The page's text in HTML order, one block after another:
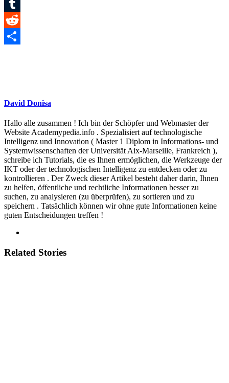
Pinterest
Tumblr
Reddit
David Donisa
Hallo alle zusammen ! Ich bin der Schöpfer und Webmaster der
Website Academypedia.info . Spezialisiert auf technologische
Intelligenz und Innovation ( Master 1 Diplom in Informations- und
Systemwissenschaften der Universität Aix-Marseille, Frankreich ),
schreibe ich Tutorials, die es Ihnen ermöglichen, die Werkzeuge der
IKT oder der technologischen Intelligenz zu entdecken oder zu
kontrollieren . Der Zweck dieser Artikel besteht daher darin, Ihnen
zu helfen, öffentliche und rechtliche Informationen besser zu
suchen, zu analysieren (zu überprüfen), zu sortieren und zu
speichern . Tatsächlich können wir ohne gute Informationen keine
guten Entscheidungen treffen !
Related Stories